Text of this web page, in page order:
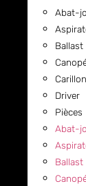
Abat-
Ballast
Carillon
Driver
Pièces
Abat-
Ballast